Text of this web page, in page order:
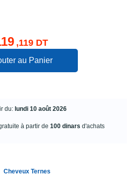
,119 DT
Ajouter au Panier
du: lundi 10 août 2026
à partir de 100 dinars d'achats
Cheveux Ternes